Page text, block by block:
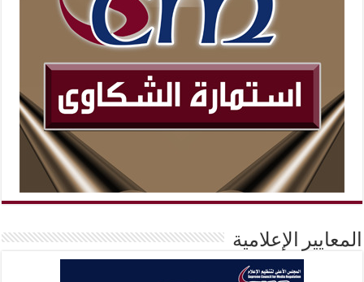
المعايير الإعلامية